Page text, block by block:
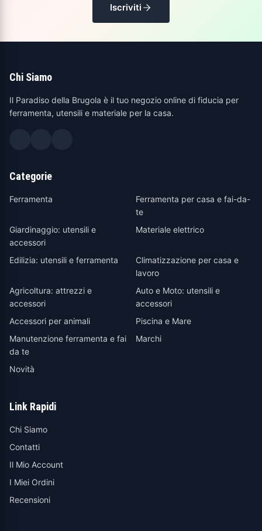
Iscriviti
Chi Siamo
Il Paradiso della Brugola è il tuo negozio online di fiducia per
ferramenta, utensili e materiale per la casa.
Categorie
Ferramenta
Ferramenta per casa e fai-da-
te
Giardinaggio: utensili e
accessori
Materiale elettrico
Edilizia: utensili e ferramenta
Climatizzazione per casa e
lavoro
Agricoltura: attrezzi e
accessori
Auto e Moto: utensili e
accessori
Accessori per animali
Piscina e Mare
Manutenzione ferramenta e fai
da te
Marchi
Novità
Link Rapidi
Chi Siamo
Contatti
Il Mio Account
I Miei Ordini
Recensioni